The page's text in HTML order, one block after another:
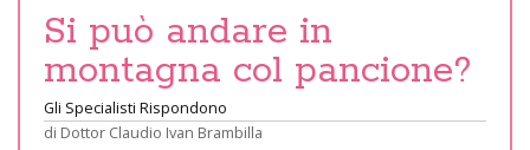
Si può andare in
montagna col pancione?
Gli Specialisti Rispondono
di Dottor Claudio Ivan Brambilla